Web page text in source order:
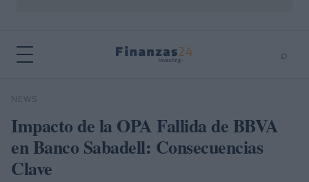
⌕
Buscar
NEWS
Impacto de la OPA Fallida de BBVA
en Banco Sabadell: Consecuencias
Clave